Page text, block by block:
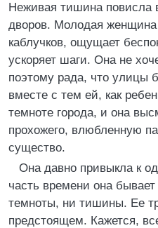
Неживая тишина повисла
дворов. Молодая
каблучков, ощущает
ускоряет шаги. Она не
поэтому рада, что улицы
вместе с тем ей, как
темноте города, и она
прохожего, влюбленную
существо.
Она давно привыкла к
часть времени она
темноты, ни тишины. Ее
предстоящем. Кажется,